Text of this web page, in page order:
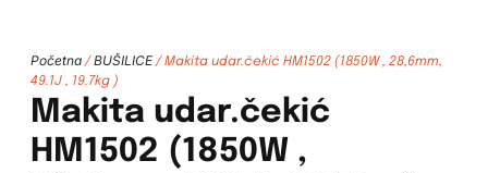
Početna/ BUŠILICE/ Makita udar.čekić HM1502 (1850W , 28,6mm,
49.1J , 19.7kg )
Makita udar.čekić
HM1502 (1850W ,